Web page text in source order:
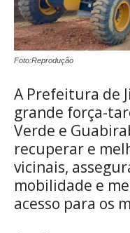
Foto:Reprodução
A Prefeitura de
grande força-
Verde e
recuperar e
vicinais,
mobilidade e
acesso para os